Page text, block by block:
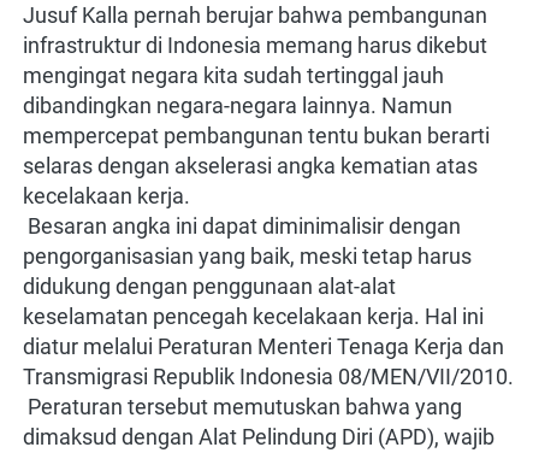
Jusuf Kalla pernah berujar bahwa pembangunan
infrastruktur di Indonesia memang harus dikebut
mengingat negara kita sudah tertinggal jauh
dibandingkan negara-negara lainnya. Namun
mempercepat pembangunan tentu bukan berarti
selaras dengan akselerasi angka kematian atas
kecelakaan kerja.
pengorganisasian yang baik, meski tetap harus
didukung dengan penggunaan alat-alat
keselamatan pencegah kecelakaan kerja. Hal ini
diatur melalui Peraturan Menteri Tenaga Kerja dan
Transmigrasi Republik Indonesia 08/MEN/VII/2010.
dimaksud dengan Alat Pelindung Diri (APD), wajib